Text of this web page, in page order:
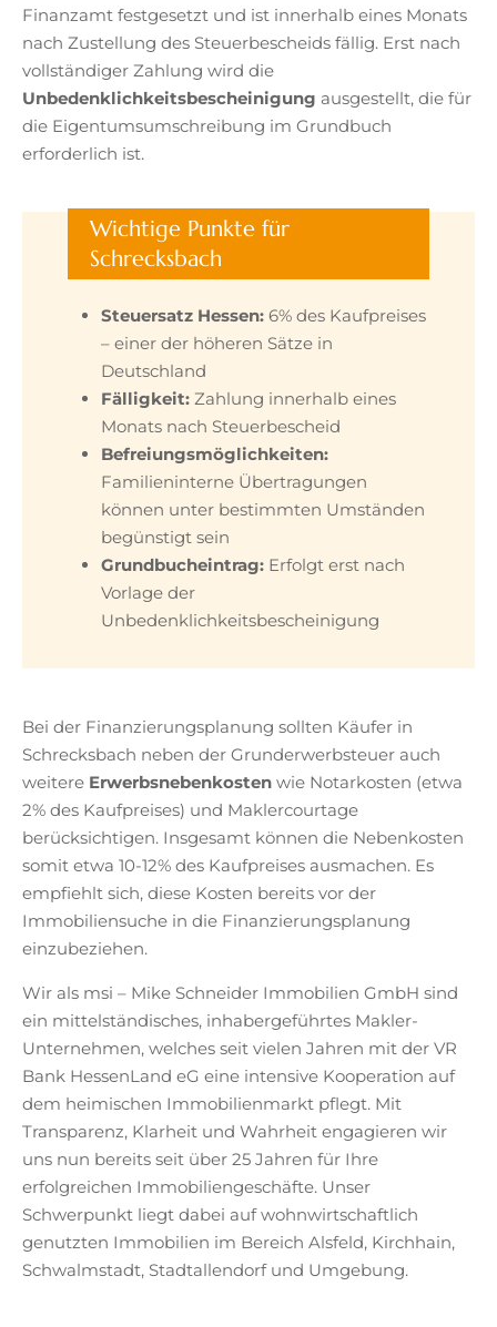
Finanzamt festgesetzt und ist innerhalb eines Monats
nach Zustellung des Steuerbescheids fällig. Erst nach
vollständiger Zahlung wird die
Unbedenklichkeitsbescheinigung ausgestellt, die für
die Eigentumsumschreibung im Grundbuch
erforderlich ist.
Wichtige Punkte für
Schrecksbach
Steuersatz Hessen: 6% des Kaufpreises
– einer der höheren Sätze in
Deutschland
Fälligkeit: Zahlung innerhalb eines
Monats nach Steuerbescheid
Befreiungsmöglichkeiten:
Familieninterne Übertragungen
können unter bestimmten Umständen
begünstigt sein
Grundbucheintrag: Erfolgt erst nach
Vorlage der
Unbedenklichkeitsbescheinigung
Bei der Finanzierungsplanung sollten Käufer in
Schrecksbach neben der Grunderwerbsteuer auch
weitere Erwerbsnebenkosten wie Notarkosten (etwa
2% des Kaufpreises) und Maklercourtage
berücksichtigen. Insgesamt können die Nebenkosten
somit etwa 10-12% des Kaufpreises ausmachen. Es
empfiehlt sich, diese Kosten bereits vor der
Immobiliensuche in die Finanzierungsplanung
einzubeziehen.
Wir als msi – Mike Schneider Immobilien GmbH sind
ein mittelständisches, inhabergeführtes Makler-
Unternehmen, welches seit vielen Jahren mit der VR
Bank HessenLand eG eine intensive Kooperation auf
dem heimischen Immobilienmarkt pflegt. Mit
Transparenz, Klarheit und Wahrheit engagieren wir
uns nun bereits seit über 25 Jahren für Ihre
erfolgreichen Immobiliengeschäfte. Unser
Schwerpunkt liegt dabei auf wohnwirtschaftlich
genutzten Immobilien im Bereich Alsfeld, Kirchhain,
Schwalmstadt, Stadtallendorf und Umgebung.